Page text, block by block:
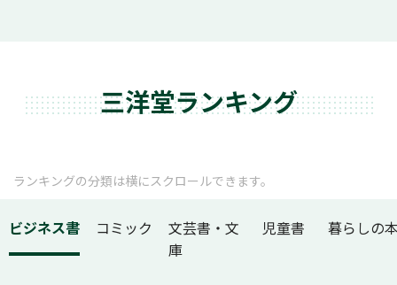
三洋堂ランキング
ランキングの分類は横にスクロールできます。
ビジネス書 コミック
文芸書・文
庫
児童書 暮らしの